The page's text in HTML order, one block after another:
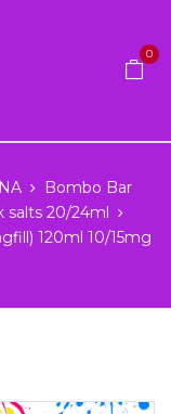
0
Bombo Bar
salts 20/24ml
120ml 10/15mg